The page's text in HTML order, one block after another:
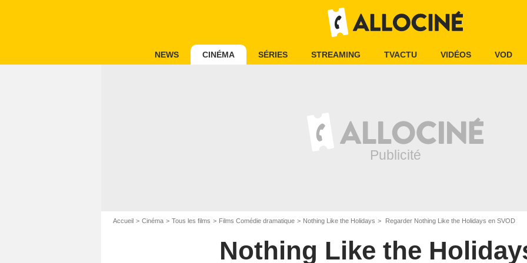
NEWS CINÉMA SÉRIES STREAMING TVACTU VIDÉOS VOD
Accueil Cinéma Tous les films Films Comédie dramatique Nothing Like the Holidays Regarder Nothing Like the Holidays en SVOD
Nothing Like the